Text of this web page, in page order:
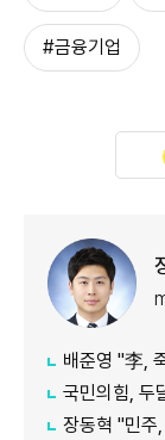
#금융기업
배준영 "李, 죽
국민의힘, 두
장동혁 "민주